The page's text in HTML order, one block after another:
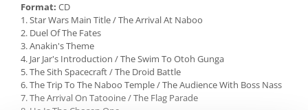
Format: CD
1. Star Wars Main Title / The Arrival At Naboo
2. Duel Of The Fates
3. Anakin's Theme
4. Jar Jar's Introduction / The Swim To Otoh Gunga
5. The Sith Spacecraft / The Droid Battle
6. The Trip To The Naboo Temple / The Audience With Boss Nass
7. The Arrival On Tatooine / The Flag Parade